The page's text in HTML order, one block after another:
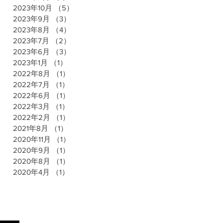
2023年10月
（5）
2023年9月
（3）
2023年8月
（4）
2023年7月
（2）
2023年6月
（3）
2023年1月
（1）
2022年8月
（1）
2022年7月
（1）
2022年6月
（1）
2022年3月
（1）
2022年2月
（1）
2021年8月
（1）
2020年11月
（1）
2020年9月
（1）
2020年8月
（1）
2020年4月
（1）